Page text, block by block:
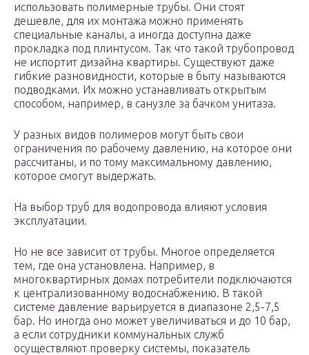
использовать полимерные трубы. Они стоят
дешевле, для их монтажа можно применять
специальные каналы, а иногда доступна даже
прокладка под плинтусом. Так что такой трубопровод
не испортит дизайна квартиры. Существуют даже
гибкие разновидности, которые в быту называются
подводками. Их можно устанавливать открытым
способом, например, в санузле за бачком унитаза.
У разных видов полимеров могут быть свои
ограничения по рабочему давлению, на которое они
рассчитаны, и по тому максимальному давлению,
которое смогут выдержать.
На выбор труб для водопровода влияют условия
эксплуатации.
Но не все зависит от трубы. Многое определяется
тем, где она установлена. Например, в
многоквартирных домах потребители подключаются
к централизованному водоснабжению. В такой
системе давление варьируется в диапазоне 2,5-7,5
бар. Но иногда оно может увеличиваться и до 10 бар,
а если сотрудники коммунальных служб
осуществляют проверку системы, показатель